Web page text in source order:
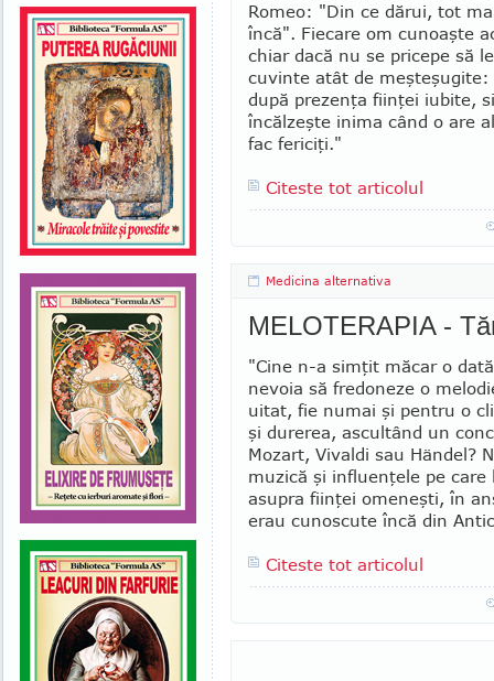
Romeo: "Din ce dărui, tot
încă". Fie­care om cunoaşte
chiar dacă nu se pricepe să
cuvinte atât de
după prezenţa fiinţei iubite,
încălzeşte inima când o are
fac fericiţi."
Citeste tot articolul
Medicina alternativa
MELOTERAPIA -
"Cine n-a simţit măcar o
nevoia să fredoneze o
uitat, fie numai şi pentru o
şi du­re­rea, ascultând un
Mozart, Vivaldi sau Hän­del?
muzică şi influenţele pe care
asupra fiinţei omeneşti, în
erau cunoscute încă din
Citeste tot articolul